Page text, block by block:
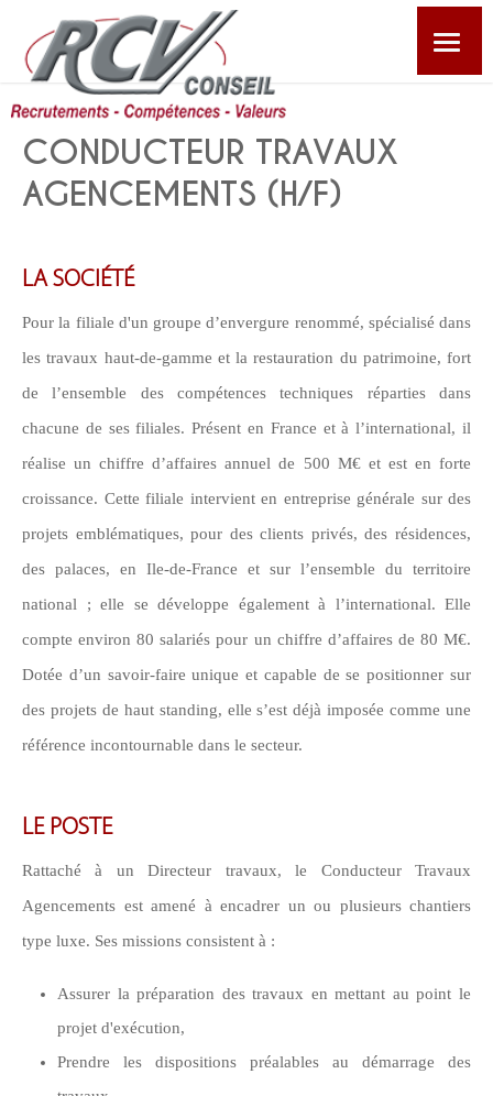
CABINET
EMPLOYEURS
CANDIDATS
CONNEXION
CONDUCTEUR TRAVAUX
AGENCEMENTS (H/F)
LA SOCIÉTÉ
Pour la filiale d'un groupe d’envergure renommé, spécialisé dans
les travaux haut-de-gamme et la restauration du patrimoine, fort
de l’ensemble des compétences techniques réparties dans
chacune de ses filiales. Présent en France et à l’international, il
réalise un chiffre d’affaires annuel de 500 M€ et est en forte
croissance. Cette filiale intervient en entreprise générale sur des
projets emblématiques, pour des clients privés, des résidences,
des palaces, en Ile-de-France et sur l’ensemble du territoire
national ; elle se développe également à l’international. Elle
compte environ 80 salariés pour un chiffre d’affaires de 80 M€.
Dotée d’un savoir-faire unique et capable de se positionner sur
des projets de haut standing, elle s’est déjà imposée comme une
référence incontournable dans le secteur.
LE POSTE
Rattaché à un Directeur travaux, le Conducteur Travaux
Agencements est amené à encadrer un ou plusieurs chantiers
type luxe. Ses missions consistent à :
Assurer la préparation des travaux en mettant au point le
projet d'exécution,
Prendre les dispositions préalables au démarrage des